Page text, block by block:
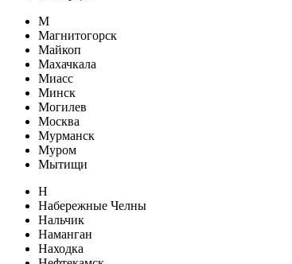
М
Магнитогорск
Майкоп
Махачкала
Миасс
Минск
Могилев
Москва
Мурманск
Муром
Мытищи
Н
Набережные Челны
Нальчик
Наманган
Находка